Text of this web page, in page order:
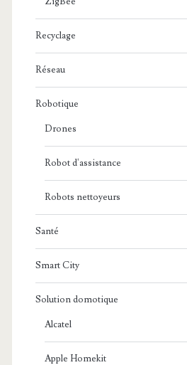
Recyclage
Réseau
Robotique
Drones
Robot d'assistance
Robots nettoyeurs
Santé
Smart City
Solution domotique
Alcatel
Apple Homekit